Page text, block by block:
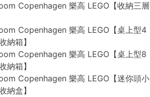
Copenhagen 樂高 LEGO【收納三層
Copenhagen 樂高 LEGO【桌上型4
納箱】
Copenhagen 樂高 LEGO【桌上型8
納箱】
Copenhagen 樂高 LEGO【迷你頭小
納盒】